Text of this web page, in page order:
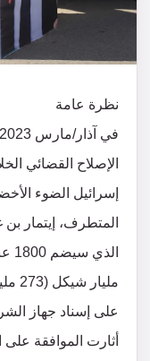
نظرة عامة
الإصلاح القضائي
إسرائيل الضوء
المتطرف، إيتمار
على إسناد جهاز
أثارت الموافقة